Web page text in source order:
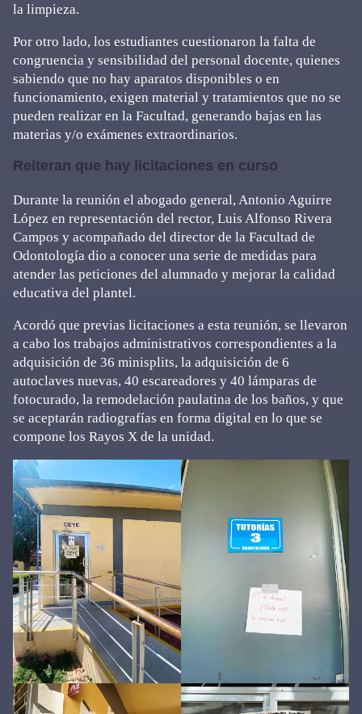
la limpieza.
Por otro lado, los estudiantes cuestionaron la falta de
congruencia y sensibilidad del personal docente, quienes
sabiendo que no hay aparatos disponibles o en
funcionamiento, exigen material y tratamientos que no se
pueden realizar en la Facultad, generando bajas en las
materias y/o exámenes extraordinarios.
Reiteran que hay licitaciones en curso
Durante la reunión el abogado general, Antonio Aguirre
López en representación del rector, Luis Alfonso Rivera
Campos y acompañado del director de la Facultad de
Odontología dio a conocer una serie de medidas para
atender las peticiones del alumnado y mejorar la calidad
educativa del plantel.
Acordó que previas licitaciones a esta reunión, se llevaron
a cabo los trabajos administrativos correspondientes a la
adquisición de 36 minisplits, la adquisición de 6
autoclaves nuevas, 40 escareadores y 40 lámparas de
fotocurado, la remodelación paulatina de los baños, y que
se aceptarán radiografías en forma digital en lo que se
compone los Rayos X de la unidad.